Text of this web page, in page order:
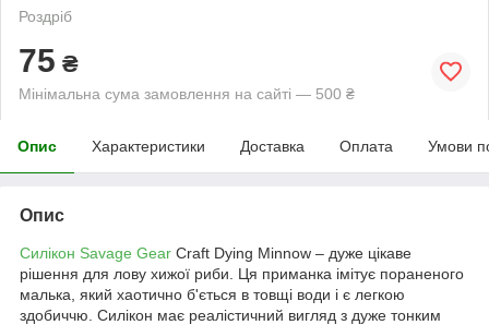
Роздріб
75 ₴
Мінімальна сума замовлення на сайті — 500 ₴
Опис Характеристики Доставка Оплата Умови
Опис
Силікон Savage Gear Craft Dying Minnow – дуже цікаве
рішення для лову хижої риби. Ця приманка імітує пораненого
малька, який хаотично б'ється в товщі води і є легкою
здобиччю. Силікон має реалістичний вигляд з дуже тонким